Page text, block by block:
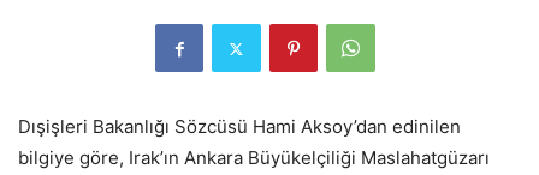
Dışişleri Bakanlığı Sözcüsü Hami Aksoy’dan edinilen
bilgiye göre, Irak’ın Ankara Büyükelçiliği Maslahatgüzarı